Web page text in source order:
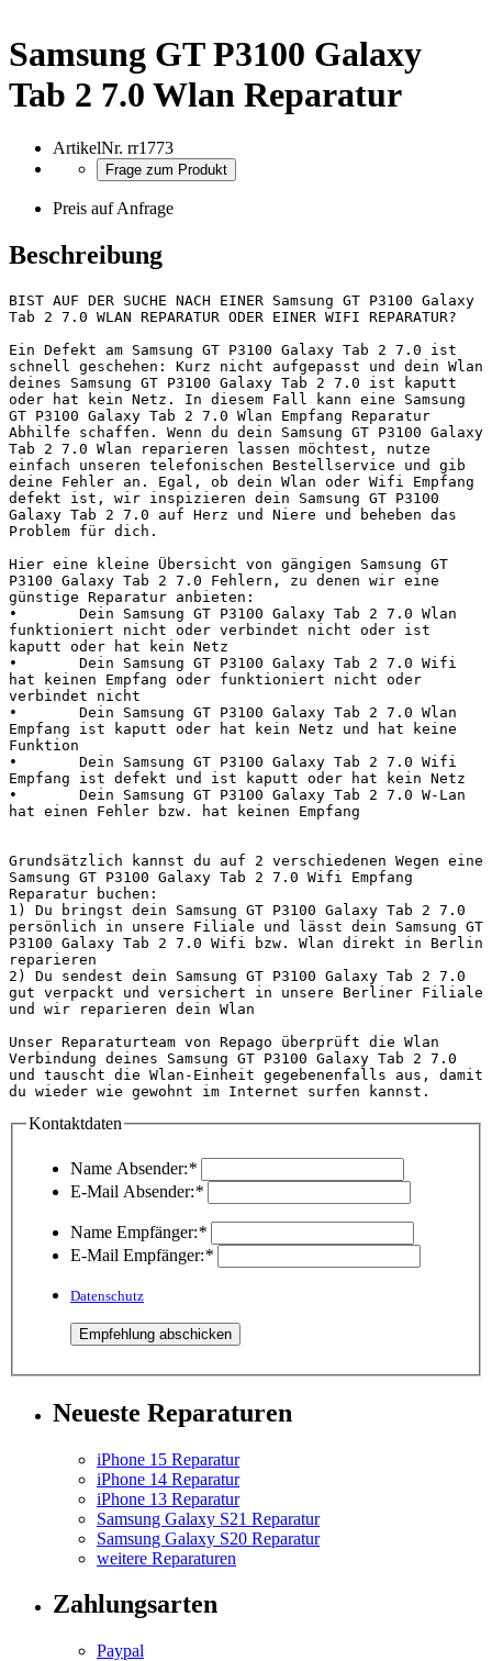
Samsung GT P3100 Galaxy
Tab 2 7.0 Wlan Reparatur
ArtikelNr. rr1773
Frage zum Produkt
Preis auf Anfrage
Beschreibung
BIST AUF DER SUCHE NACH EINER Samsung GT P3100 Galaxy
Tab 2 7.0 WLAN REPARATUR ODER EINER WIFI REPARATUR?
Ein Defekt am Samsung GT P3100 Galaxy Tab 2 7.0 ist
schnell geschehen: Kurz nicht aufgepasst und dein Wlan
deines Samsung GT P3100 Galaxy Tab 2 7.0 ist kaputt
oder hat kein Netz. In diesem Fall kann eine Samsung
GT P3100 Galaxy Tab 2 7.0 Wlan Empfang Reparatur
Abhilfe schaffen. Wenn du dein Samsung GT P3100 Galaxy
Tab 2 7.0 Wlan reparieren lassen möchtest, nutze
einfach unseren telefonischen Bestellservice und gib
deine Fehler an. Egal, ob dein Wlan oder Wifi Empfang
defekt ist, wir inspizieren dein Samsung GT P3100
Galaxy Tab 2 7.0 auf Herz und Niere und beheben das
Problem für dich.
Hier eine kleine Übersicht von gängigen Samsung GT
P3100 Galaxy Tab 2 7.0 Fehlern, zu denen wir eine
günstige Reparatur anbieten:
•	Dein Samsung GT P3100 Galaxy Tab 2 7.0 Wlan
funktioniert nicht oder verbindet nicht oder ist
kaputt oder hat kein Netz
•	Dein Samsung GT P3100 Galaxy Tab 2 7.0 Wifi
hat keinen Empfang oder funktioniert nicht oder
verbindet nicht
•	Dein Samsung GT P3100 Galaxy Tab 2 7.0 Wlan
Empfang ist kaputt oder hat kein Netz und hat keine
Funktion
•	Dein Samsung GT P3100 Galaxy Tab 2 7.0 Wifi
Empfang ist defekt und ist kaputt oder hat kein Netz
•	Dein Samsung GT P3100 Galaxy Tab 2 7.0 W-Lan
hat einen Fehler bzw. hat keinen Empfang
Grundsätzlich kannst du auf 2 verschiedenen Wegen eine
Samsung GT P3100 Galaxy Tab 2 7.0 Wifi Empfang
Reparatur buchen:
1) Du bringst dein Samsung GT P3100 Galaxy Tab 2 7.0
persönlich in unsere Filiale und lässt dein Samsung GT
P3100 Galaxy Tab 2 7.0 Wifi bzw. Wlan direkt in Berlin
reparieren
2) Du sendest dein Samsung GT P3100 Galaxy Tab 2 7.0
gut verpackt und versichert in unsere Berliner Filiale
und wir reparieren dein Wlan
Unser Reparaturteam von Repago überprüft die Wlan
Verbindung deines Samsung GT P3100 Galaxy Tab 2 7.0
und tauscht die Wlan-Einheit gegebenenfalls aus, damit
Kontaktdaten
Name Absender:*
E-Mail Absender:*
Name Empfänger:*
E-Mail Empfänger:*
Datenschutz
Neueste Reparaturen
iPhone 15 Reparatur
iPhone 14 Reparatur
iPhone 13 Reparatur
Samsung Galaxy S21 Reparatur
Samsung Galaxy S20 Reparatur
weitere Reparaturen
Zahlungsarten
Paypal